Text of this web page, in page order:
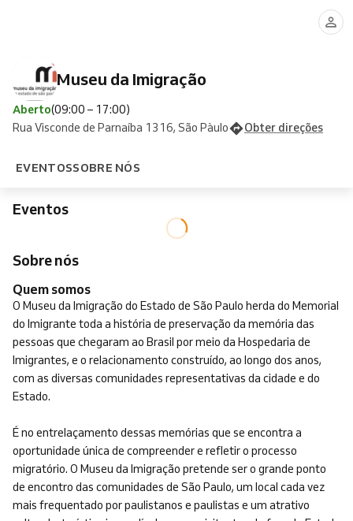
Museu da Imigração
Aberto(09:00 – 17:00)
Rua Visconde de Parnaíba 1316, São Pàulo
Obter direções
EVENTOSSOBRE NÓS
Eventos
Sobre nós
Quem somos
O Museu da Imigração do Estado de São Paulo herda do Memorial
do Imigrante toda a história de preservação da memória das
pessoas que chegaram ao Brasil por meio da Hospedaria de
Imigrantes, e o relacionamento construído, ao longo dos anos,
com as diversas comunidades representativas da cidade e do
Estado.
É no entrelaçamento dessas memórias que se encontra a
oportunidade única de compreender e refletir o processo
migratório. O Museu da Imigração pretende ser o grande ponto
de encontro das comunidades de São Paulo, um local cada vez
mais frequentado por paulistanos e paulistas e um atrativo